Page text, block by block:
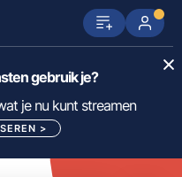
Prime Video
HBO Max
gebruik je?
je nu kunt streamen
>